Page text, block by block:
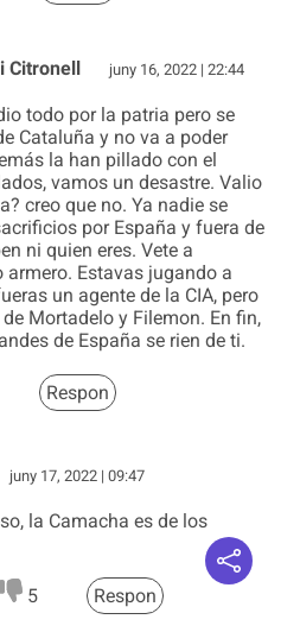
juny 16, 2022 | 22:44
todo por la patria pero se
Cataluña y no va a poder
la han pillado con el
vamos un desastre. Valio
creo que no. Ya nadie se
por España y fuera de
ni quien eres. Vete a
armero. Estavas jugando a
un agente de la CIA, pero
Mortadelo y Filemon. En fin,
de España se rien de ti.
Respon
juny 17, 2022 | 09:47
la Camacha es de los
5 Respon